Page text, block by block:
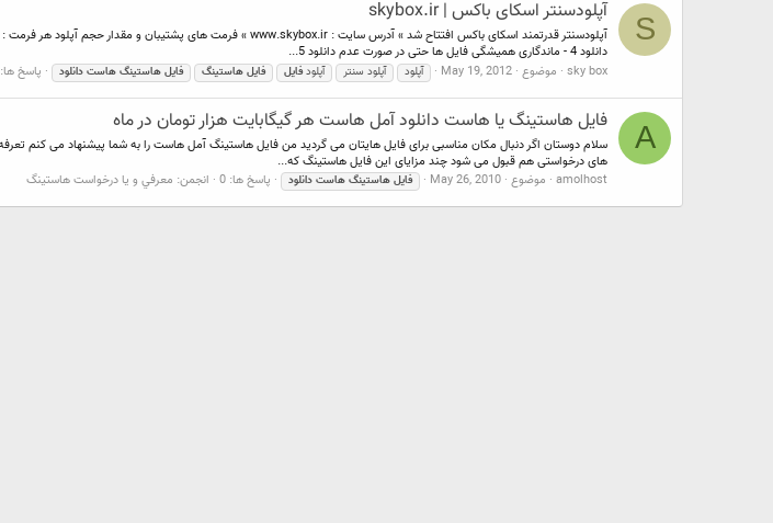
S
آپلودسنتر اسکای باکس | skybox.ir
دانلود 4 - ماندگاری همیشگی فایل ها حتی در صورت عدم دانلود 5...
sky box موضوع May 19, 2012 آپلود آپلود سنتر آپلودفایل فایل هاستینگ فایل هاستینگ هاست دانلود پاسخ ها: 0
A فایل هاستینگ یا هاست دانلود آمل هاست هر گیگابایت هزار تومان در ماه
های درخواستی هم قبول می شود چند مزایای این فایل هاستینگ که...
amolhost موضوع May 26, 2010 فایل هاستینگ هاست دانلود پاسخ ها: 0 انجمن: معرفي و يا درخواست هاستينگ